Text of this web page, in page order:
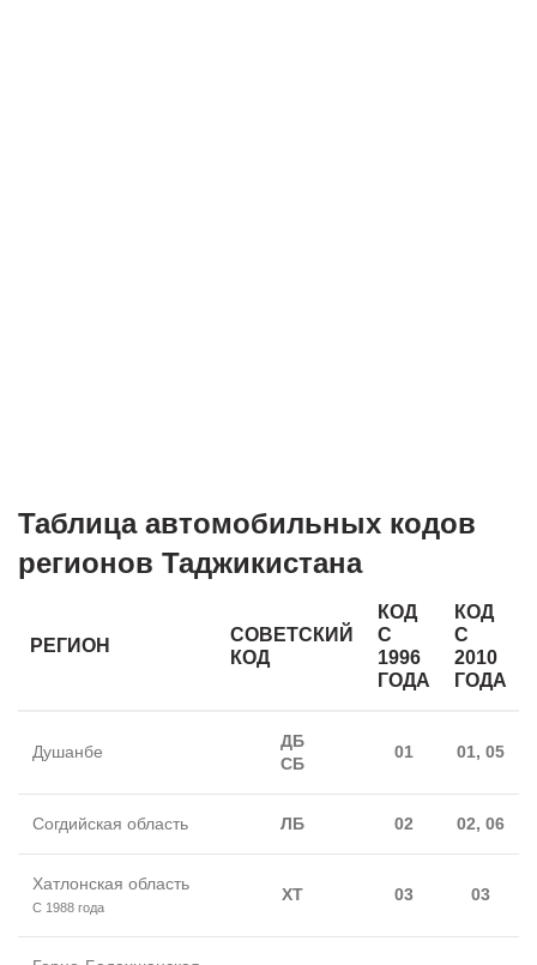
Таблица автомобильных кодов
регионов Таджикистана
РЕГИОН
СОВЕТСКИЙ
КОД
КОД
С
1996
ГОДА
КОД
С
2010
ГОДА
Душанбе
ДБ
СБ
01 01, 05
Согдийская область ЛБ 02 02, 06
Хатлонская область
С 1988 года
ХТ 03 03